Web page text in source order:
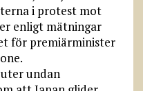
i protest mot
enligt mätningar
för premiärminister
undan